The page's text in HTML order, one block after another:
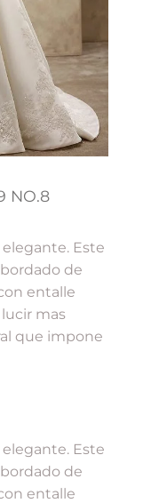
NO.8
Este
de
entalle
lucir mas
que impone
Este
de
entalle